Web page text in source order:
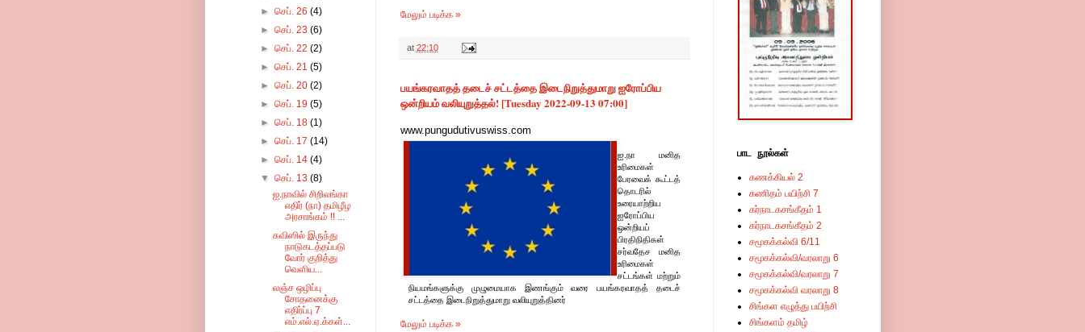
மேலும் படிக்க »
at 22:10
பயங்கரவாதத் தடைச் சட்டத்தை இடைநிறுத்துமாறு ஐரோப்பிய
ஒன்றியம் வலியுறுத்தல்! [Tuesday 2022-09-13 07:00]
www.pungudutivuswiss.com
ஐ.நா மனித
உரிமைகள்
பேரவைக் கூட்டத்
தொடரில்
உரையாற்றிய
ஐரோப்பிய
ஒன்றியப்
பிரதிநிதிகள்
சர்வதேச மனித
உரிமைகள்
சட்டங்கள் மற்றும்
நியமங்களுக்கு முழுமையாக இணங்கும் வரை பயங்கரவாதத் தடைச்
சட்டத்தை இடைநிறுத்துமாறு வலியுறுத்தினர்
மேலும் படிக்க »
►செப். 26(4)
►செப். 23(6)
►செப். 22(2)
►செப். 21(5)
►செப். 20(2)
►செப். 19(5)
►செப். 18(1)
►செப். 17(14)
►செப். 14(4)
▼செப். 13(8)
ஐ.நாவில் சிறிலங்கா
எதிர் (நா) தமிழீழ
அரசாங்கம் !! ...
சுவிஸில் இருந்து
நாடுகடத்தப்படு
வோர் குறித்து
வெளிய...
லஞ்ச ஒழிப்பு
சோதனைக்கு
எதிர்ப்பு 7
எம்.எல்.ஏ.க்கள்...
பாட நூல்கள்
கணக்கியல் 2
கணிதம் பயிற்சி 7
கர்நாடகசங்கீதம் 1
கர்நாடகசங்கீதம் 2
சமூகக்கல்வி 6/11
சமூகக்கல்வி/வரலாறு 6
சமூகக்கல்வி/வரலாறு 7
சமூகக்கல்வி வரலாறு 8
சிங்கள எழுத்து பயிற்சி
சிங்களம் தமிழ்